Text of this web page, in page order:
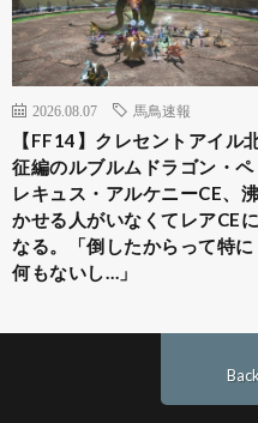
2026.08.07 馬鳥速報
【FF14】クレセントアイル
征編のルブルムドラゴン・ペ
レキュス・アルケニーCE、沸
かせる人がいなくてレアCEに
なる。「倒したからって特に
何もないし…」